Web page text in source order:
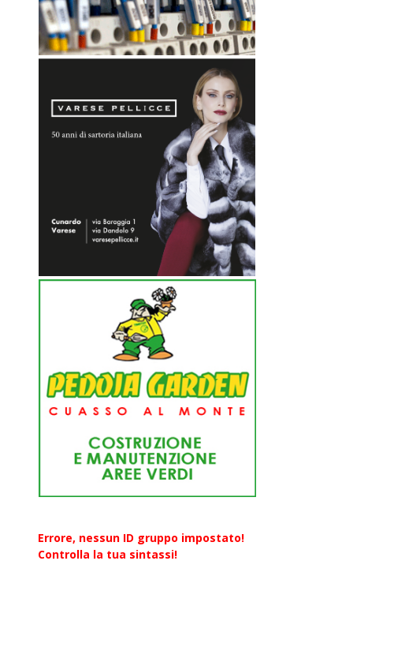
Errore, nessun ID gruppo impostato!
Controlla la tua sintassi!